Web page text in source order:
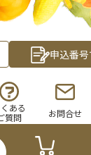
申込番
ある
質問
お問合せ